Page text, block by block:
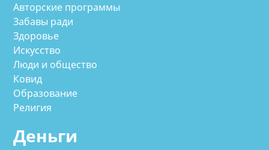
Авторские программы
Забавы ради
Здоровье
Искусство
Люди и общество
Ковид
Образование
Религия
Деньги